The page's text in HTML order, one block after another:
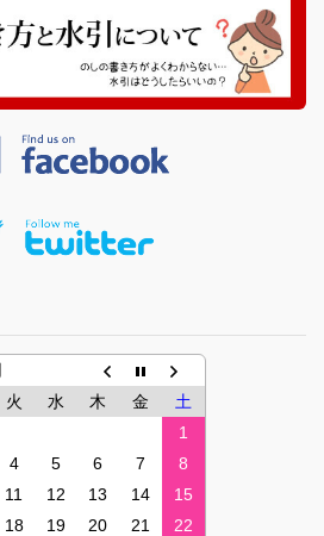
火 水 木 金
土
1
4 5 6 7
8
11 12 13 14
15
18 19 20 21
22